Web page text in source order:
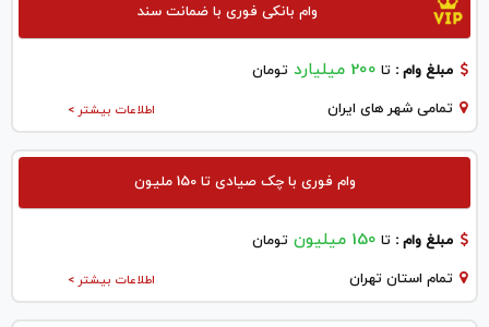
وام بانکی فوری با ضمانت سند
مبلغ وام : تا 200 میلیارد تومان
اطلاعات بیشتر > تمامی شهر های ایران
وام فوری با چک صیادی تا 150 ملیون
مبلغ وام : تا 150 میلیون تومان
اطلاعات بیشتر > تمام استان تهران